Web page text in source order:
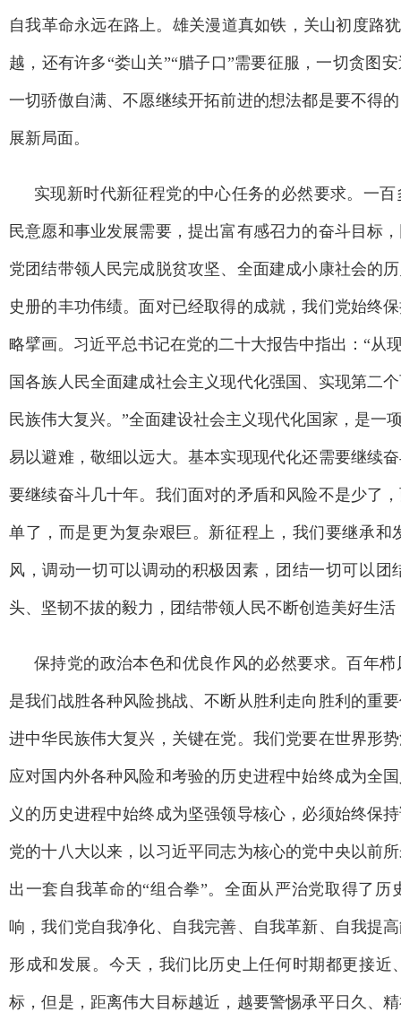
自我革命永远在路上。雄关漫道真如铁，关山初度路
越，还有许多“娄山关”“腊子口”需要征服，一切贪图
一切骄傲自满、不愿继续开拓前进的想法都是要不得
展新局面。
实现新时代新征程党的中心任务的必然要求。一
民意愿和事业发展需要，提出富有感召力的奋斗目标
党团结带领人民完成脱贫攻坚、全面建成小康社会的
史册的丰功伟绩。面对已经取得的成就，我们党始终
略擘画。习近平总书记在党的二十大报告中指出：“从
国各族人民全面建成社会主义现代化强国、实现第二
民族伟大复兴。”全面建设社会主义现代化国家，是一
易以避难，敬细以远大。基本实现现代化还需要继续
要继续奋斗几十年。我们面对的矛盾和风险不是少了
单了，而是更为复杂艰巨。新征程上，我们要继承
风，调动一切可以调动的积极因素，团结一切可以
头、坚韧不拔的毅力，团结带领人民不断创造美好生
保持党的政治本色和优良作风的必然要求。百年
是我们战胜各种风险挑战、不断从胜利走向胜利的重
进中华民族伟大复兴，关键在党。我们党要在世界形
应对国内外各种风险和考验的历史进程中始终成为全
义的历史进程中始终成为坚强领导核心，必须始终保
党的十八大以来，以习近平同志为核心的党中央以前
出一套自我革命的“组合拳”。全面从严治党取得了
响，我们党自我净化、自我完善、自我革新、自我提
形成和发展。今天，我们比历史上任何时期都更接
标，但是，距离伟大目标越近，越要警惕承平日久、